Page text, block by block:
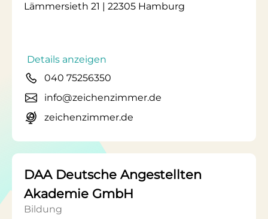
Lämmersieth 21 | 22305 Hamburg
Details anzeigen
040 75256350
info@zeichenzimmer.de
zeichenzimmer.de
DAA Deutsche Angestellten
Akademie GmbH
Bildung